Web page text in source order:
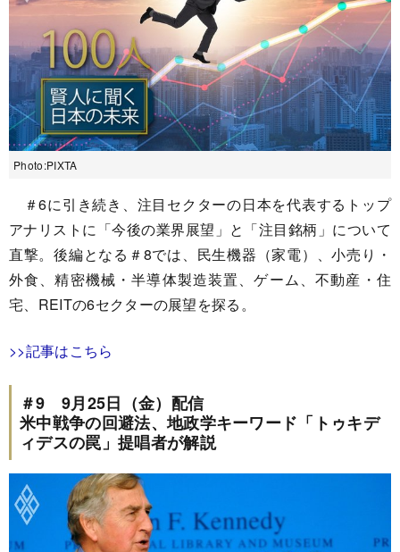
Photo:PIXTA
＃6に引き続き、注目セクターの日本を代表するトップ
アナリストに「今後の業界展望」と「注目銘柄」について
直撃。後編となる＃8では、民生機器（家電）、小売り・
外食、精密機械・半導体製造装置、ゲーム、不動産・住
宅、REITの6セクターの展望を探る。
>>記事はこちら
＃9 9月25日（金）配信
米中戦争の回避法、地政学キーワード「トゥキデ
ィデスの罠」提唱者が解説